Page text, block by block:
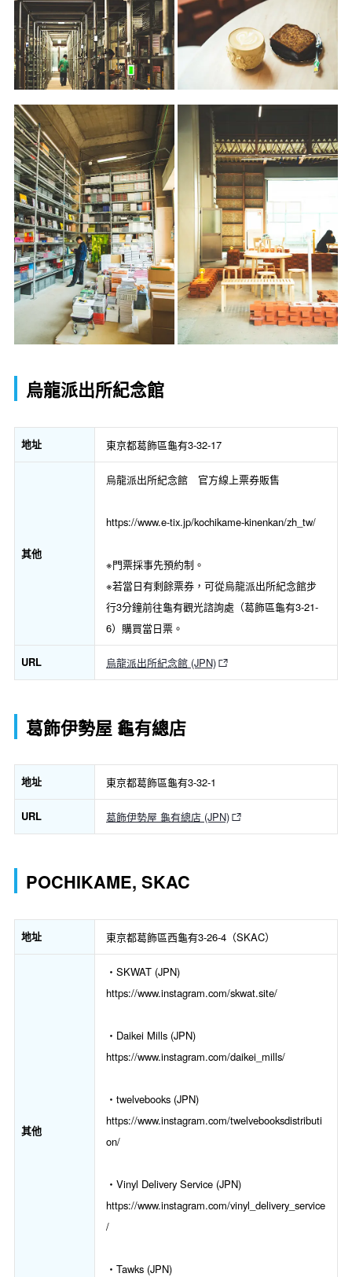
烏龍派出所紀念館
地址 東京都葛飾區龜有3-32-17
其他
烏龍派出所紀念館 官方線上票券販售
https://www.e-tix.jp/kochikame-kinenkan/zh_tw/
※門票採事先預約制。
※若當日有剩餘票券，可從烏龍派出所紀念館步
行3分鐘前往龜有觀光諮詢處（葛飾區龜有3-21-
6）購買當日票。
URL 烏龍派出所紀念館 (JPN)
葛飾伊勢屋 龜有總店
地址 東京都葛飾區龜有3-32-1
URL 葛飾伊勢屋 龜有總店 (JPN)
POCHIKAME, SKAC
地址 東京都葛飾區西龜有3-26-4（SKAC）
其他
・SKWAT (JPN)
https://www.instagram.com/skwat.site/
・Daikei Mills (JPN)
https://www.instagram.com/daikei_mills/
・twelvebooks (JPN)
https://www.instagram.com/twelvebooksdistributi
on/
・Vinyl Delivery Service (JPN)
https://www.instagram.com/vinyl_delivery_service
/
・Tawks (JPN)